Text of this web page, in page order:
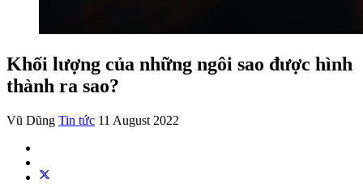
Khối lượng của những ngôi sao được hình
thành ra sao?
Vũ Dũng Tin tức 11 August 2022